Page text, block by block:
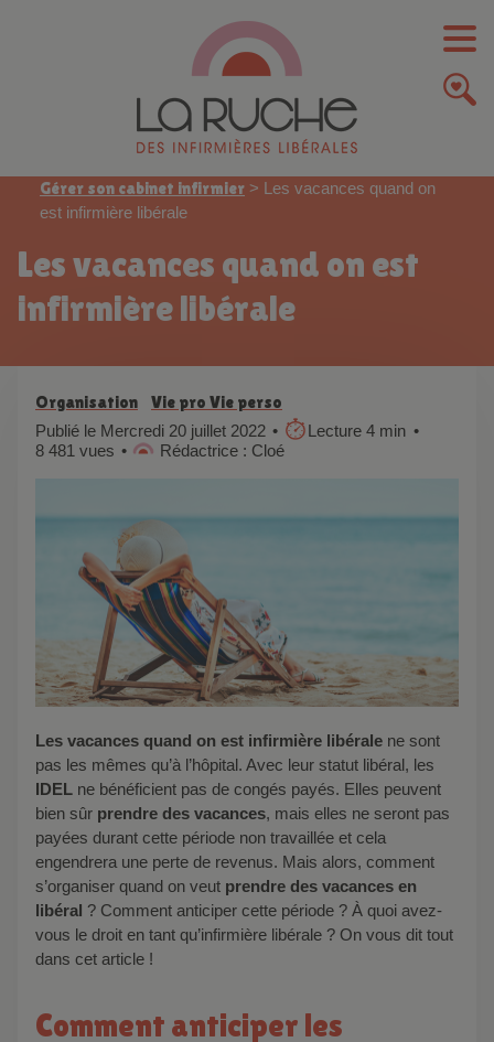
Gérer son cabinet infirmier > Les vacances quand on
est infirmière libérale
Les vacances quand on est
infirmière libérale
Organisation
Vie pro Vie perso
Publié le Mercredi 20 juillet 2022
Lecture 4 min
8 481 vues
Rédactrice : Cloé
Les vacances quand on est infirmière libérale ne sont
pas les mêmes qu’à l’hôpital. Avec leur statut libéral, les
IDEL ne bénéficient pas de congés payés. Elles peuvent
bien sûr prendre des vacances, mais elles ne seront pas
payées durant cette période non travaillée et cela
engendrera une perte de revenus. Mais alors, comment
s’organiser quand on veut prendre des vacances en
libéral ? Comment anticiper cette période ? À quoi avez-
vous le droit en tant qu’infirmière libérale ? On vous dit tout
dans cet article !
Comment anticiper les